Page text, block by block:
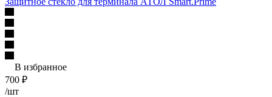
В избранное
700 ₽
/шт